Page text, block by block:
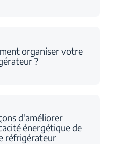
organiser votre
?
d'améliorer
énergétique de
réfrigérateur